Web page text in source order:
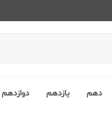
دهم یازدهم دوازدهم